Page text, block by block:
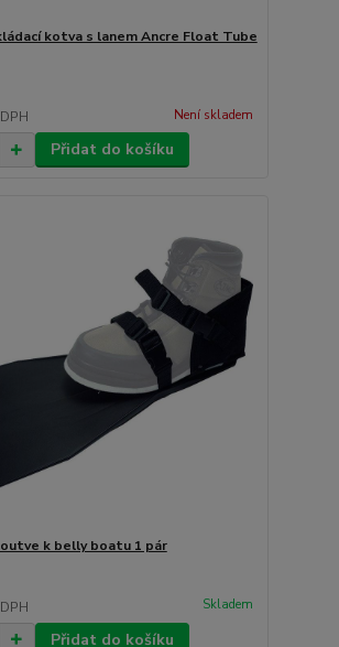
kotva s lanem Ancre Float Tube
Není skladem
Přidat do košíku
k belly boatu 1 pár
Skladem
Přidat do košíku